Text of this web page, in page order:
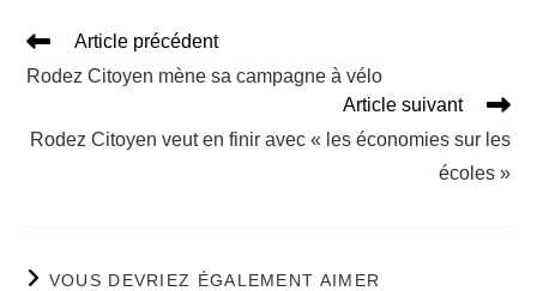
Read
articles
Article précédent
Rodez Citoyen mène sa campagne à vélo
Article suivant
Rodez Citoyen veut en finir avec « les économies sur les
écoles »
VOUS DEVRIEZ ÉGALEMENT AIMER